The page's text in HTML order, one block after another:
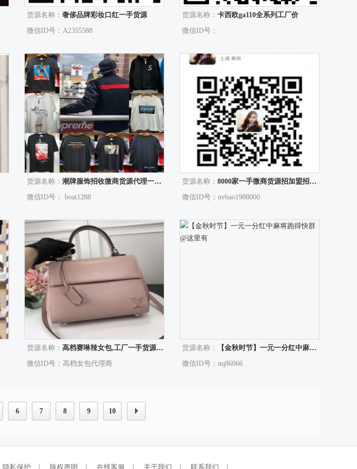
货源名称： 奢侈品牌彩妆口红一手货源
微信ID号：A2355588
货源名称： 卡西欧ga110全系列工厂价
微信ID号：
货源名称： 潮牌服饰招收微商货源代理一手货源一件代发
微信ID号： boat1288
货源名称： 8000家一手微商货源招加盟招代理教引流一件代发
微信ID号：nvbao1988000
货源名称： 高档赛琳辣女包,工厂一手货源招代理!
微信ID号：高档女包代理商
货源名称： 【金秋时节】一元一分红中麻将跑得快群@这里有
微信ID号：nq86066
6 7 8 9 10
隐私保护 版权声明 在线客服 关于我们 联系我们